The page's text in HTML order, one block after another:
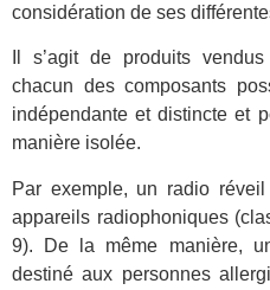
considération de ses
Il s’agit de produits
chacun des composants
indépendante et distincte et
manière isolée.
Par exemple, un radio
appareils radiophoniques
9). De la même manière,
destiné aux personnes